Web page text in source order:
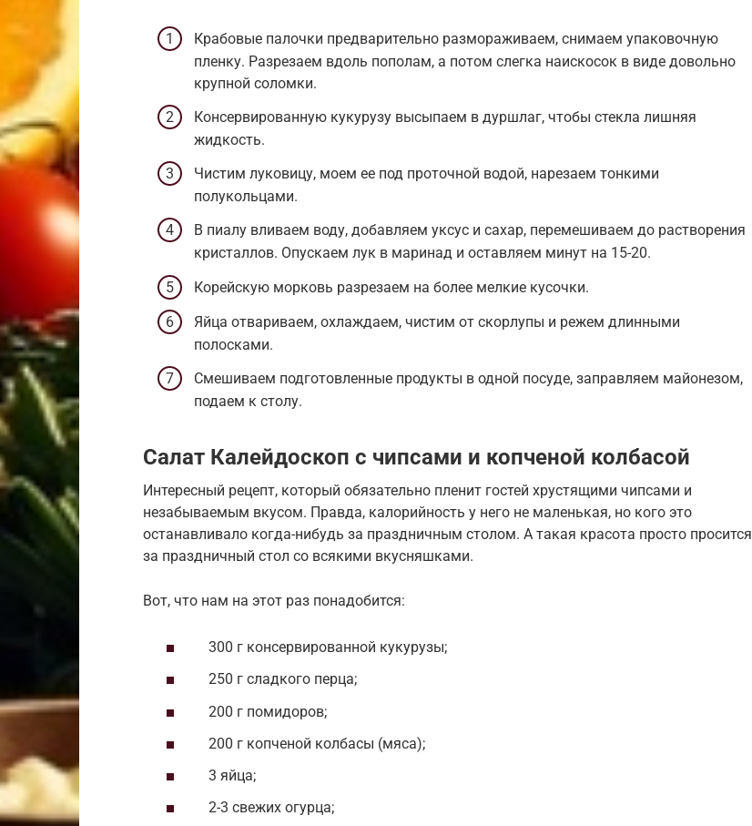
Крабовые палочки предварительно размораживаем, снимаем упаковочную
пленку. Разрезаем вдоль пополам, а потом слегка наискосок в виде довольно
крупной соломки.
Консервированную кукурузу высыпаем в дуршлаг, чтобы стекла лишняя
жидкость.
Чистим луковицу, моем ее под проточной водой, нарезаем тонкими
полукольцами.
В пиалу вливаем воду, добавляем уксус и сахар, перемешиваем до растворения
кристаллов. Опускаем лук в маринад и оставляем минут на 15-20.
Корейскую морковь разрезаем на более мелкие кусочки.
Яйца отвариваем, охлаждаем, чистим от скорлупы и режем длинными
полосками.
Смешиваем подготовленные продукты в одной посуде, заправляем майонезом,
подаем к столу.
Салат Калейдоскоп с чипсами и копченой колбасой
Интересный рецепт, который обязательно пленит гостей хрустящими чипсами и
незабываемым вкусом. Правда, калорийность у него не маленькая, но кого это
останавливало когда-нибудь за праздничным столом. А такая красота просто просится
за праздничный стол со всякими вкусняшками.
Вот, что нам на этот раз понадобится:
300 г консервированной кукурузы;
250 г сладкого перца;
200 г помидоров;
200 г копченой колбасы (мяса);
3 яйца;
2-3 свежих огурца;